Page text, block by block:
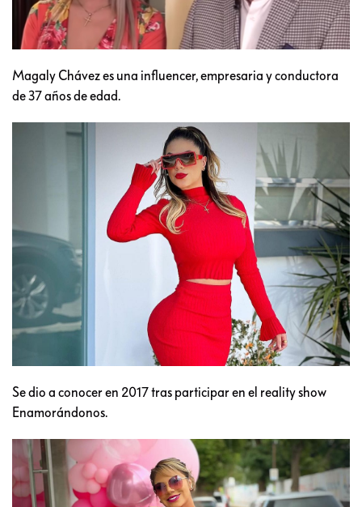
Magaly Chávez es una influencer, empresaria y conductora
de 37 años de edad.
Se dio a conocer en 2017 tras participar en el reality show
Enamorándonos.